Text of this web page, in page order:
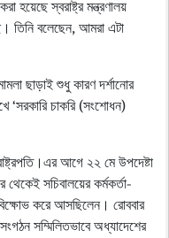
হয়েছে স্বরাষ্ট্র মন্ত্রণালয়
তিনি বলেছেন, আমরা এটা
ছাড়াই শুধু কারণ দর্শানোর
‘সরকারি চাকরি (সংশোধন)
আগে ২২ মে উপদেষ্টা
সচিবালয়ের কর্মকর্তা-
বিক্ষোভ করে আসছিলেন। রোববার
সম্মিলিতভাবে অধ্যাদেশের